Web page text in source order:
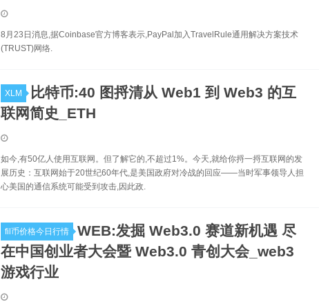
8月23日消息,据Coinbase官方博客表示,PayPal加入TravelRule通用解决方案技术
(TRUST)网络.
XLM
比特币:40 图捋清从 Web1 到 Web3 的互
联网简史_ETH
如今,有50亿人使用互联网。但了解它的,不超过1%。今天,就给你捋一捋互联网的发
展历史：互联网始于20世纪60年代,是美国政府对冷战的回应——当时军事领导人担
心美国的通信系统可能受到攻击,因此政.
fil币价格今日行情
WEB:发掘 Web3.0 赛道新机遇 尽
在中国创业者大会暨 Web3.0 青创大会_web3
游戏行业